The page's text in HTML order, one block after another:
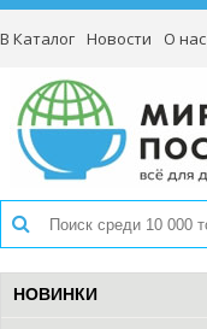
В Каталог Новости О нас
НОВИНКИ